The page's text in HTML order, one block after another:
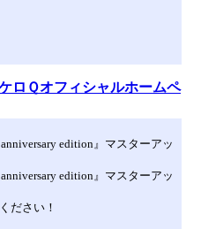
ロＱオフィシャルホームペ
edition』マスターアッ
edition』マスターアッ
ださい！